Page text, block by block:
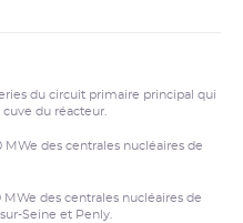
du circuit primaire principal qui
du réacteur.
MWe des centrales nucléaires de
MWe des centrales nucléaires de
Seine et Penly.